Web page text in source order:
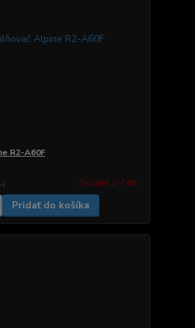
R2-A60F
Zvyčajne 2-7 dni.
Pridať do košíka